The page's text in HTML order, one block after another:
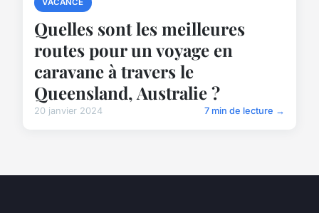
VACANCE
Quelles sont les meilleures
routes pour un voyage en
caravane à travers le
Queensland, Australie ?
20 janvier 2024 7 min de lecture →